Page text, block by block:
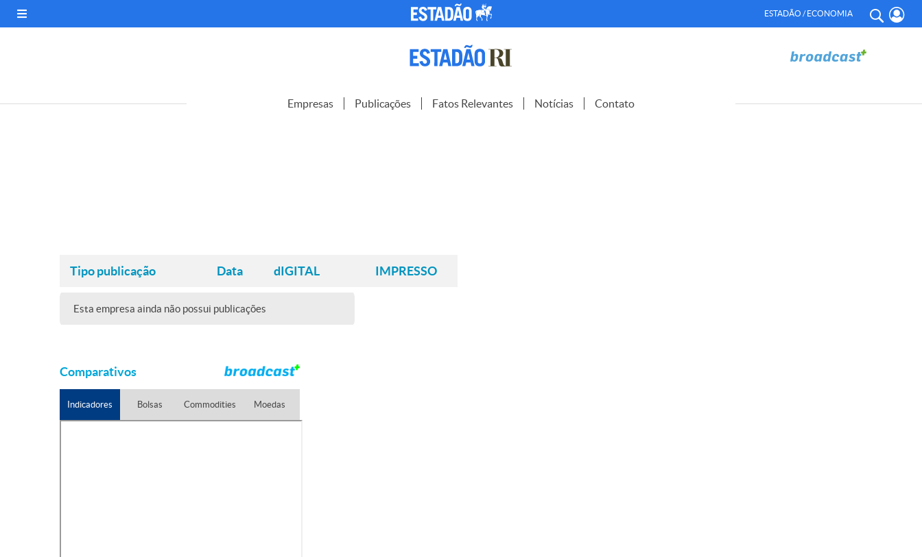
ESTADÃO / ECONOMIA
Empresas Publicações Fatos Relevantes Notícias Contato
Tipo publicação Data dIGITAL IMPRESSO
Esta empresa ainda não possui publicações
Comparativos
Indicadores Bolsas Commodities Moedas